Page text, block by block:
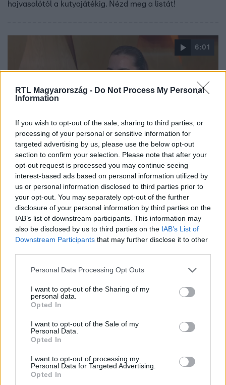
RTL Magyarország - Do Not Process My Personal
Information
If you wish to opt-out of the sale, sharing to third parties, or
processing of your personal or sensitive information for
targeted advertising by us, please use the below opt-out
section to confirm your selection. Please note that after your
opt-out request is processed you may continue seeing
interest-based ads based on personal information utilized by
us or personal information disclosed to third parties prior to
your opt-out. You may separately opt-out of the further
disclosure of your personal information by third parties on the
IAB’s list of downstream participants. This information may
also be disclosed by us to third parties on the IAB’s List of
Downstream Participants that may further disclose it to other
Please note that this website/app uses one or more Google
not limited to your visit or usage behaviour. You may click to
grant or deny consent to Google and its third-party tags to
use your data for below specified purposes in below Google
consent section.
Personal Data Processing Opt Outs
I want to opt-out of the Sharing of my
personal data.
Opted In
I want to opt-out of the Sale of my
Personal Data.
Opted In
I want to opt-out of processing my
Personal Data for Targeted Advertising.
Opted In
hajvasalótól a kutyajátékig. Nézd meg a listát!
6:01
Reggeli
Először házfelújítás, aztán esküvő – Gelencsér
Timiék nagy nyári projektje
Gelencsér Timi idén nyáron nem csak a diplomája
megszerzésére fókuszál, de a házfelújítás izgalmai is
lekötik. Szakdolgozatában a lineáris tévé és a streaming
fogyasztási szokásait elemezte, és arra jutott, hogy a
magára a felújítás miatt.
8:28